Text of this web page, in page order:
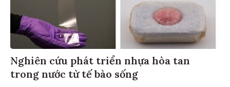
Nghiên cứu phát triển nhựa hòa tan
trong nước từ tế bào sống